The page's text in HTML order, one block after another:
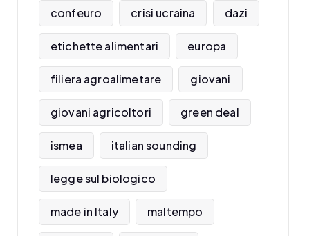
confeuro crisi ucraina dazi
etichette alimentari europa
filiera agroalimetare giovani
giovani agricoltori green deal
ismea italian sounding
legge sul biologico
made in Italy maltempo